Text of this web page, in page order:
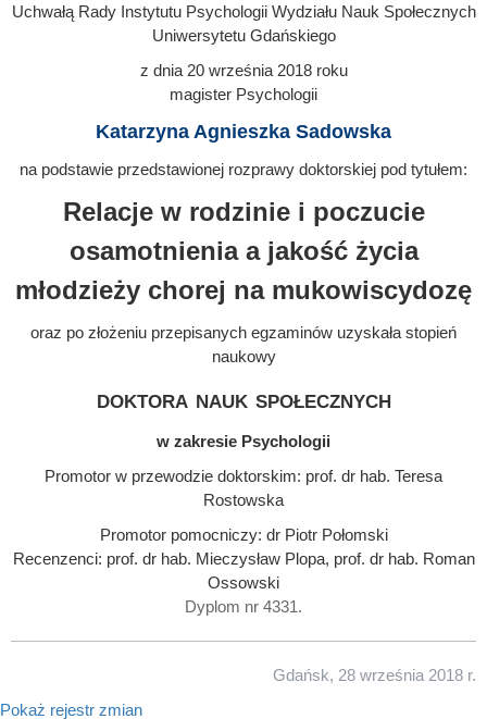
Uchwałą Rady Instytutu Psychologii Wydziału Nauk Społecznych
Uniwersytetu Gdańskiego
z dnia 20 września 2018roku
magister Psychologii
Katarzyna Agnieszka Sadowska
na podstawie przedstawionej rozprawy doktorskiej pod tytułem:
Relacje w rodzinie i poczucie
osamotnienia a jakość życia
młodzieży chorej na mukowiscydozę
oraz po złożeniu przepisanych egzaminów uzyskała stopień
naukowy
doktora nauk społecznych
w zakresie Psychologii
Promotor w przewodzie doktorskim: prof. dr hab. Teresa
Rostowska
Promotor pomocniczy: dr Piotr Połomski
Recenzenci: prof. dr hab. Mieczysław Plopa, prof. dr hab. Roman
Ossowski
Dyplom nr 4331.
Gdańsk, 28 września 2018 r.
Pokaż rejestr zmian